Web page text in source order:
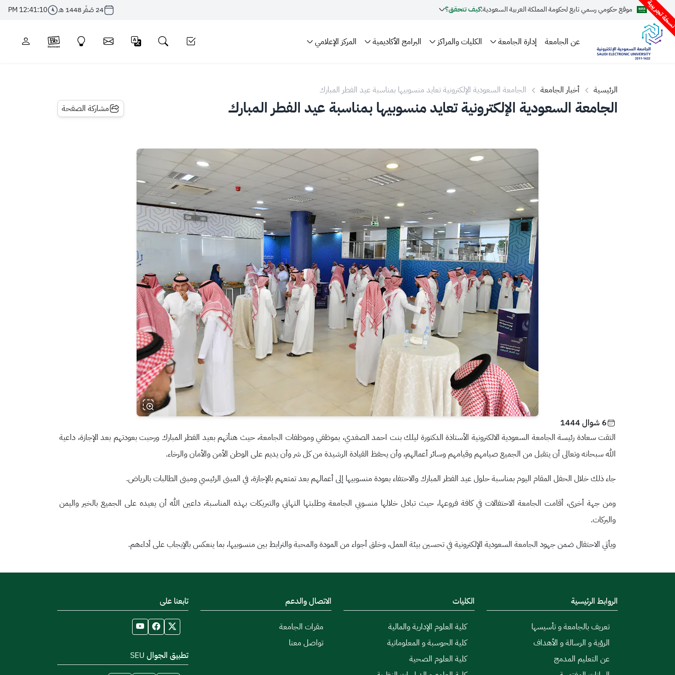
تجريبية موقع حكومي رسمي تابع لحكومة المملكة العربية السعودية:كيف تتحقق؟ 24 صَفَر 1448 هـ 12:41:11 PM
عن الجامعة إدارة الجامعة الكليات والمراكز البرامج الأكاديمية المركز الإعلامي
الرئيسية أخبار الجامعة الجامعة السعودية الإلكترونية تعايد منسوبيها بمناسبة عيد الفطر المبارك
الجامعة السعودية الإلكترونية تعايد منسوبيها بمناسبة عيد الفطر المبارك مشاركة الصفحة
6 شوال 1444
التقت سعادة رئيسة الجامعة السعودية الالكترونية الأستاذة الدكتورة ليلك بنت احمد الصفدي، بموظفي وموظفات الجامعة، حيث هنأتهم بعيد الفطر المبارك ورحبت بعودتهم بعد الإجازة، داعية
الله سبحانه وتعالى أن يتقبل من الجميع صيامهم وقيامهم وسائر أعمالهم، وأن يحفظ القيادة الرشيدة من كل شر وأن يديم على الوطن الأمن والأمان والرخاء.
جاء ذلك خلال الحفل المقام اليوم بمناسبة حلول عيد الفطر المبارك والاحتفاء بعودة منسوبيها إلى أعمالهم بعد تمتعهم بالإجازة، في المبنى الرئيسي ومبنى الطالبات بالرياض.
ومن جهة أخرى، أقامت الجامعة الاحتفالات في كافة فروعها، حيث تبادل خلالها منسوبي الجامعة وطلبتها التهاني والتبريكات بهذه المناسبة، داعين الله أن يعيده على الجميع بالخير واليمن
والبركات.
ويأتي الاحتفال ضمن جهود الجامعة السعودية الإلكترونية في تحسين بيئة العمل، وخلق أجواء من المودة والمحبة والترابط بين منسوبيها، بما ينعكس بالإيجاب على أداءهم.
الروابط الرئيسية
تعريف بالجامعة و تأسيسها
الرؤية و الرسالة و الأهداف
عن التعليم المدمج
الكليات
كلية العلوم الإدارية والمالية
كلية الحوسبة و المعلوماتية
كلية العلوم الصحية
الاتصال والدعم
مقرات الجامعة
تواصل معنا
تابعنا على
تطبيق الجوال SEU